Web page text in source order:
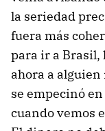
la seriedad
fuera más
para ir a Brasil,
ahora a
se empecinó
cuando vemos